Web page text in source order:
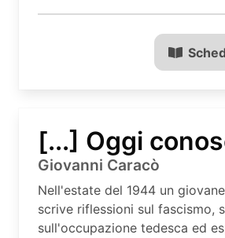
[...] Oggi
Giovanni Caracò
Nell'estate del 1944 un
scrive riflessioni sul fascismo,
sull'occupazione tedesca ed